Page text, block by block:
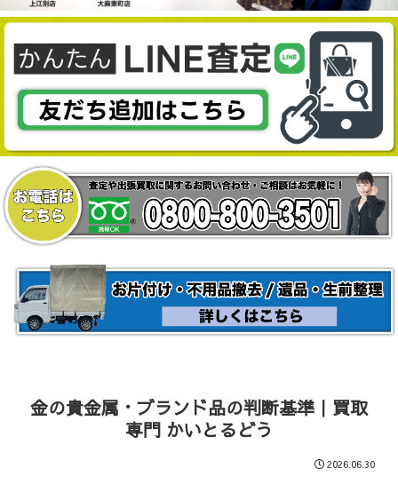
金の貴金属・ブランド品の判断基準｜買取
専門 かいとるどう
2026.06.30